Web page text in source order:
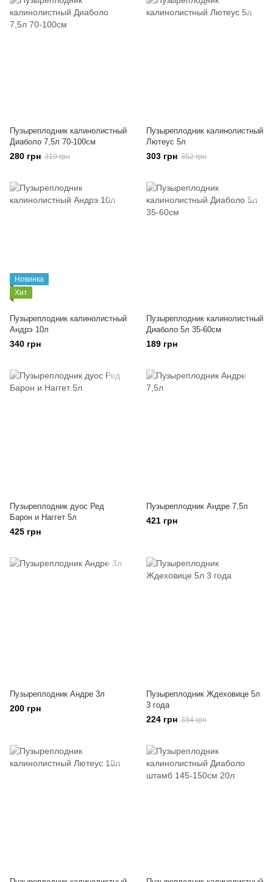
Пузыреплодник калинолистный
Диаболо 7,5л 70-100см
280 грн 319 грн
Пузыреплодник калинолистный
Лютеус 5л
303 грн 352 грн
Новинка
Хит
Пузыреплодник калинолистный
Андрэ 10л
340 грн
Пузыреплодник калинолистный
Диаболо 5л 35-60см
189 грн
Пузыреплодник дуос Ред
Барон и Наггет 5л
425 грн
Пузыреплодник Андре 7,5л
421 грн
Пузыреплодник Андре 3л
200 грн
Пузыреплодник Ждеховице 5л
3 года
224 грн 334 грн